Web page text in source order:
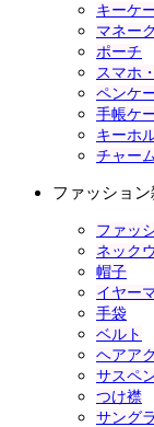
キーケ
マネー
ポーチ
スマホ
ペンケ
手帳ケ
キーホ
チャー
ファッショ
ファッ
ネック
帽子
イヤー
手袋
ベルト
ヘアア
サスペ
つけ襟
サング